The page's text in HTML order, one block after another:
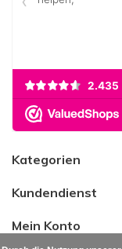
Kategorien
Kundendienst
Mein Konto